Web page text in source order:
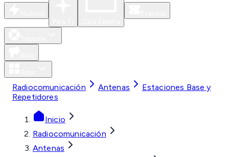
Radiocomunicación Antenas
Estaciones Base y
Repetidores
Inicio
Radiocomunicación
Antenas